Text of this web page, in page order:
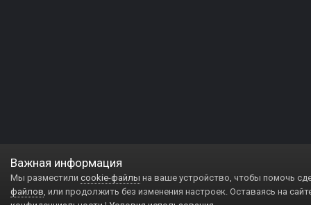
Важная информация
Мы разместили cookie-файлы на ваше устройство, чтобы помочь
файлов, или продолжить без изменения настроек. Оставаясь на